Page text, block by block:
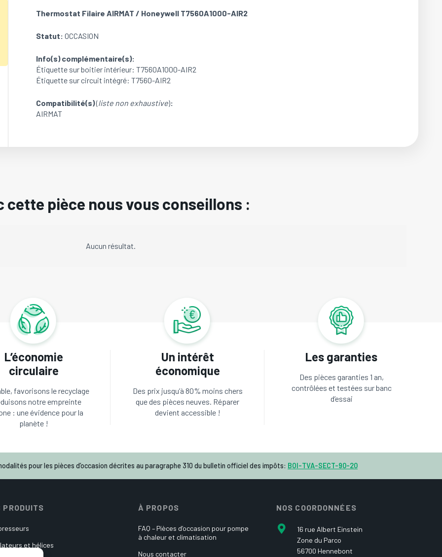
Thermostat Filaire AIRMAT / Honeywell T7560A1000-AIR2
Statut: OCCASION
Info(s) complémentaire(s):
Étiquette sur boitier intérieur: T7560A1000-AIR2
Étiquette sur circuit intégré: T7560-AIR2
Compatibilité(s)(liste non exhaustive):
AIRMAT
cette pièce nous vous conseillons :
Aucun résultat.
L’économie
circulaire
favorisons le recyclage
notre empreinte
: une évidence pour la
planète !
Un intérêt
économique
Des prix jusqu’à 80% moins chers
que des pièces neuves. Réparer
devient accessible !
Les garanties
Des pièces garanties 1 an,
contrôlées et testées sur banc
d’essai
pour les pièces d’occasion décrites au paragraphe 310 du bulletin officiel des impôts: BOI-TVA-SECT-90-20
PRODUITS
et hélices
À PROPOS
FAQ – Pièces d’occasion pour pompe
à chaleur et climatisation
Nous contacter
NOS COORDONNÉES
16 rue Albert Einstein
Zone du Parco
56700 Hennebont